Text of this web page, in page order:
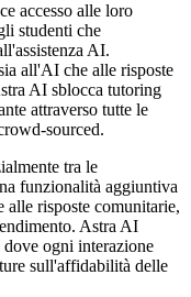
accesso alle loro
studenti che
AI.
all'AI che alle risposte
AI sblocca tutoring
attraverso tutte le
sourced.
tra le
funzionalità aggiuntiva
alle risposte comunitarie,
Astra AI
ogni interazione
sull'affidabilità delle